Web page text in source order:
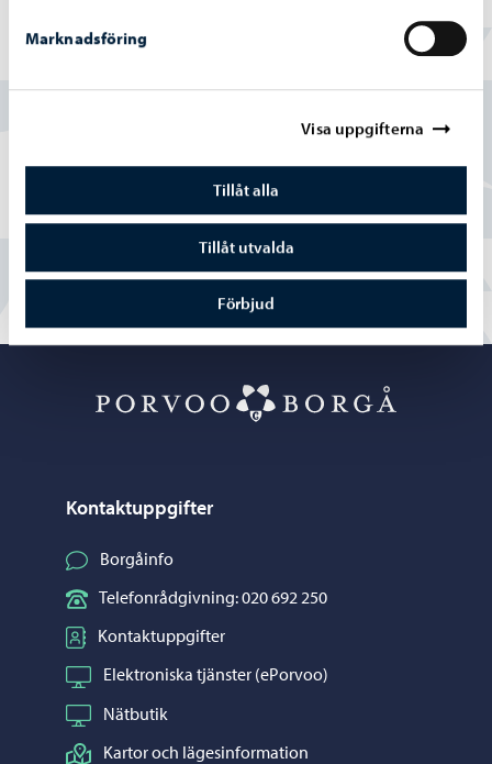
Marknadsföring
Visa uppgifterna
Tillåt alla
Tillåt utvalda
Förbjud
Delvis
Nej
Kontaktuppgifter
Borgåinfo
Telefonrådgivning: 020 692 250
Kontaktuppgifter
Elektroniska tjänster (ePorvoo)
Nätbutik
Kartor och lägesinformation